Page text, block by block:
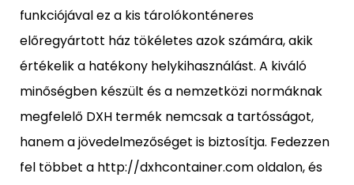
funkciójával ez a kis tárolókonténeres
előregyártott ház tökéletes azok számára, akik
értékelik a hatékony helykihasználást. A kiváló
minőségben készült és a nemzetközi normáknak
megfelelő DXH termék nemcsak a tartósságot,
hanem a jövedelmezőséget is biztosítja. Fedezzen
fel többet a http://dxhcontainer.com oldalon, és